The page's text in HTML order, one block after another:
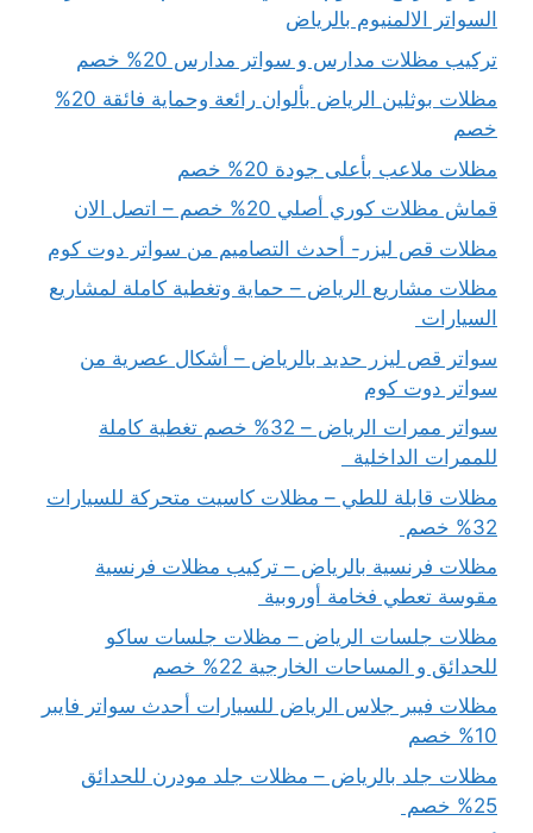
السواتر الالمنيوم بالرياض
تركيب مظلات مدارس و سواتر مدارس 20% خصم
مظلات بوثلين الرياض بألوان رائعة وحماية فائقة 20%
خصم
مظلات ملاعب بأعلى جودة 20% خصم
قماش مظلات كوري أصلي 20% خصم – اتصل الان
مظلات قص ليزر- أحدث التصاميم من سواتر دوت كوم
مظلات مشاريع الرياض – حماية وتغطية كاملة لمشاريع
السيارات
سواتر قص ليزر حديد بالرياض – أشكال عصرية من
سواتر دوت كوم
سواتر ممرات الرياض – 32% خصم تغطية كاملة
للممرات الداخلية
مظلات قابلة للطي – مظلات كاسيت متحركة للسيارات
32% خصم
مظلات فرنسية بالرياض – تركيب مظلات فرنسية
مقوسة تعطي فخامة أوروبية
مظلات جلسات الرياض – مظلات جلسات ساكو
للحدائق و المساحات الخارجية 22% خصم
مظلات فيبر جلاس الرياض للسيارات أحدث سواتر فايبر
10% خصم
مظلات جلد بالرياض – مظلات جلد مودرن للحدائق
25% خصم